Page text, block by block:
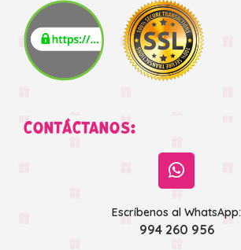
CONTÁCTANOS:
Escríbenos al WhatsApp:
994 260 956